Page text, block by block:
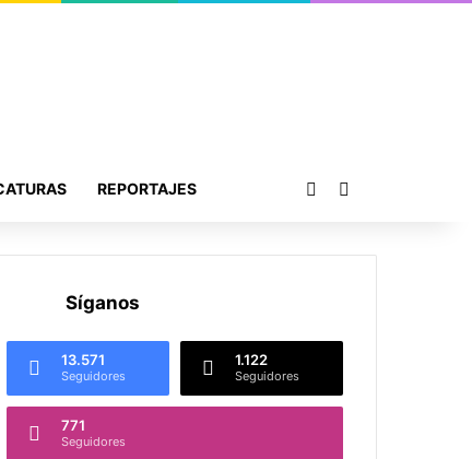
REPORTAJES Publicación al azar
Síganos
13.571
Seguidores
1.122
Seguidores
771
Seguidores